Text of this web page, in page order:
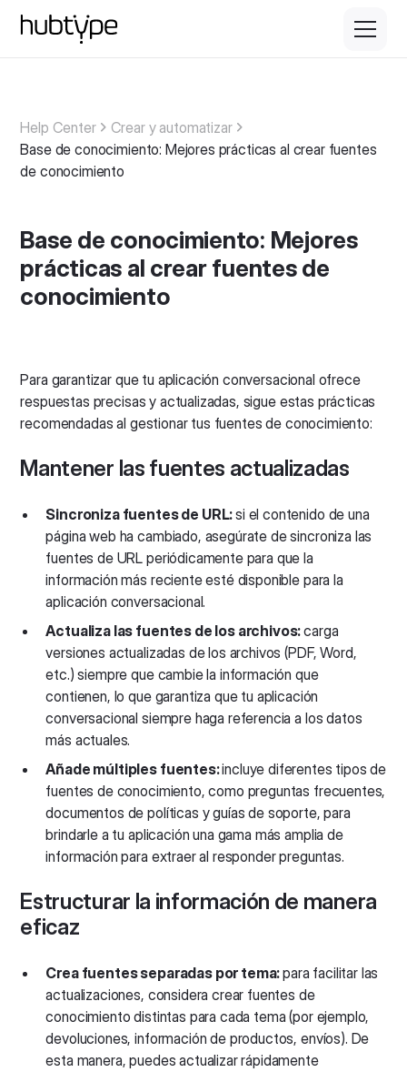
Help Center
Crear y automatizar
Base de conocimiento: Mejores prácticas al crear fuentes
de conocimiento
Base de conocimiento: Mejores
prácticas al crear fuentes de
conocimiento
Para garantizar que tu aplicación conversacional ofrece
respuestas precisas y actualizadas, sigue estas prácticas
recomendadas al gestionar tus fuentes de conocimiento:
Mantener las fuentes actualizadas
Sincroniza fuentes de URL:si el contenido de una
página web ha cambiado, asegúrate de sincroniza las
fuentes de URL periódicamente para que la
información más reciente esté disponible para la
aplicación conversacional.
Actualiza las fuentes de los archivos:carga
versiones actualizadas de los archivos (PDF, Word,
etc.) siempre que cambie la información que
contienen, lo que garantiza que tu aplicación
conversacional siempre haga referencia a los datos
más actuales.
Añade múltiples fuentes:incluye diferentes tipos de
fuentes de conocimiento, como preguntas frecuentes,
documentos de políticas y guías de soporte, para
brindarle a tu aplicación una gama más amplia de
información para extraer al responder preguntas.
Estructurar la información de manera
eficaz
Crea fuentes separadas por tema:para facilitar las
actualizaciones, considera crear fuentes de
conocimiento distintas para cada tema (por ejemplo,
devoluciones, información de productos, envíos). De
esta manera, puedes actualizar rápidamente